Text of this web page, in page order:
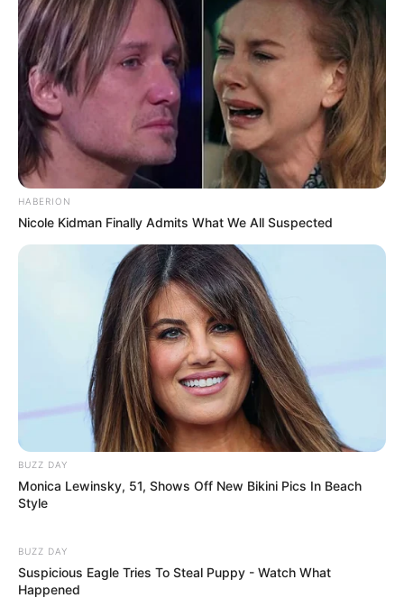
HABERION
Nicole Kidman Finally Admits What We All Suspected
BUZZ DAY
Monica Lewinsky, 51, Shows Off New Bikini Pics In Beach
Style
BUZZ DAY
Suspicious Eagle Tries To Steal Puppy - Watch What
Happened